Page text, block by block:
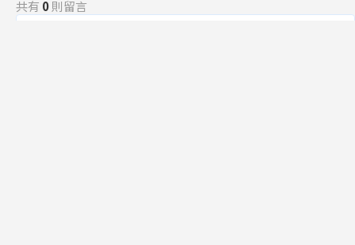
共有 0則留言